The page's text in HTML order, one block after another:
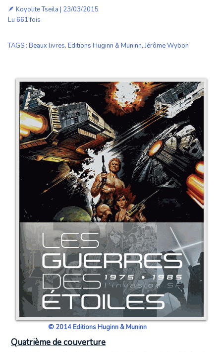
🪶 Koyolite Tseila | 23/03/2015
Lu 661 fois
TAGS : Beaux livres, Editions Huginn & Muninn,Jérôme Wybon
© 2014 Editions Huginn & Muninn
Quatrième de couverture